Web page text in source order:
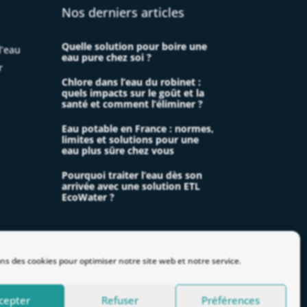
des cookies pour optimiser notre site web et notre service.
Refuser Préférences
Nos derniers articles
Quelle solution pour boire une
eau pure chez soi ?
Chlore dans l’eau du robinet :
quels impacts sur le goût et la
santé et comment l’éliminer ?
Eau potable en France : normes,
limites et solutions pour une
eau plus sûre chez vous
Pourquoi traiter l’eau dès son
arrivée avec une solution ETL
EcoWater ?